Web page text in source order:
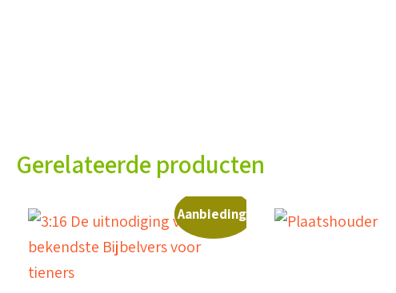
Gerelateerde producten
Aanbieding!